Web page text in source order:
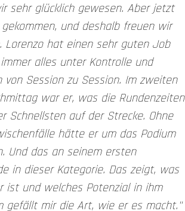
sehr glücklich gewesen. Aber jetzt
und deshalb freuen wir
Lorenzo hat einen sehr guten Job
alles unter Kontrolle und
von Session zu Session. Im zweiten
war er, was die Rundenzeiten
Schnellsten auf der Strecke. Ohne
hätte er um das Podium
Und das an seinem ersten
in dieser Kategorie. Das zeigt, was
ist und welches Potenzial in ihm
gefällt mir die Art, wie er es macht."